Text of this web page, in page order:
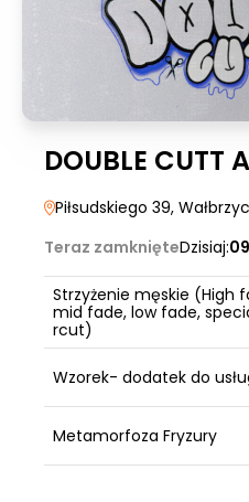
DOUBLE CUTT
Piłsudskiego 39,
Teraz zamknięteDzisiaj:
Strzyżenie męskie (High
mid fade, low fade,
rcut)
Wzorek- dodatek do
Metamorfoza Fryzury